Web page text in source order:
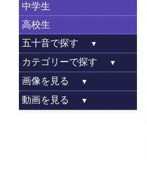
中学生
高校生
五十音で探す
カテゴリーで探す
画像を見る
動画を見る